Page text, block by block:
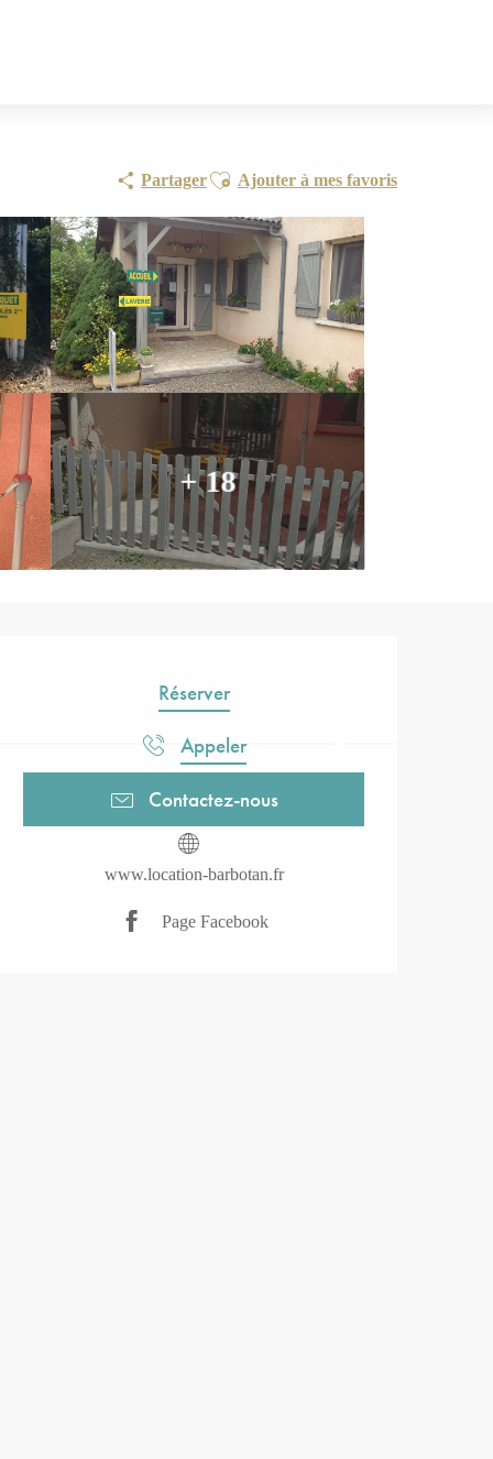
PartagerAjouter aux favoris
Ajouter à mes favoris
+ 18
Réserver
Appeler
Contactez-nous
www.location-barbotan.fr
Page Facebook